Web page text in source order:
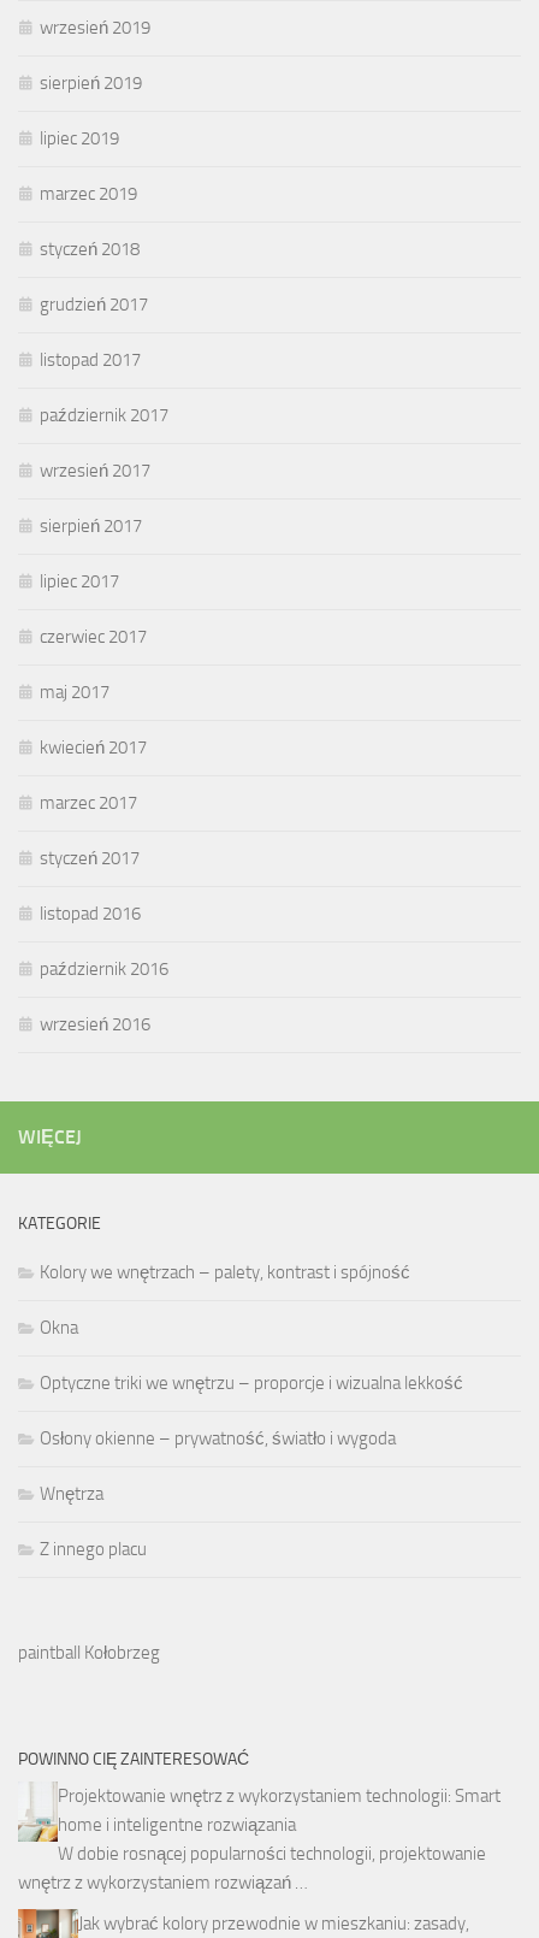
wrzesień 2019
sierpień 2019
lipiec 2019
marzec 2019
styczeń 2018
grudzień 2017
listopad 2017
październik 2017
wrzesień 2017
sierpień 2017
lipiec 2017
czerwiec 2017
maj 2017
kwiecień 2017
marzec 2017
styczeń 2017
listopad 2016
październik 2016
wrzesień 2016
WIĘCEJ
KATEGORIE
Kolory we wnętrzach – palety, kontrast i spójność
Okna
Optyczne triki we wnętrzu – proporcje i wizualna lekkość
Osłony okienne – prywatność, światło i wygoda
Wnętrza
Z innego placu
paintball Kołobrzeg
POWINNO CIĘ ZAINTERESOWAĆ
Projektowanie wnętrz z wykorzystaniem technologii: Smart
home i inteligentne rozwiązania
W dobie rosnącej popularności technologii, projektowanie
wnętrz z wykorzystaniem rozwiązań …
Jak wybrać kolory przewodnie w mieszkaniu: zasady,